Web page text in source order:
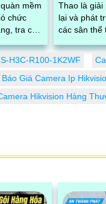
mềm
chức
tra cứu
Thao là giải
lại và phát
các sân thể
H3C-R100-1K2WF
Báo Giá Camera Ip
Hikvision Hàng